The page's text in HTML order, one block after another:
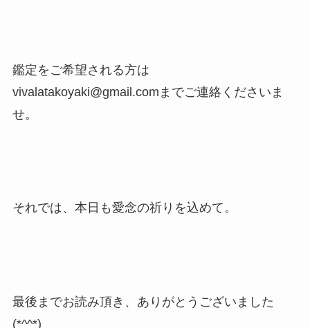
鑑定をご希望される方は
vivalatakoyaki@gmail.comまでご連絡くださいま
せ。
それでは、本日も愛念の祈りを込めて。
最後までお読み頂き、ありがとうございました
(*^^*)